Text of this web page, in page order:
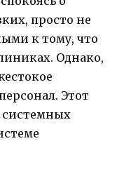
просто не
к тому, что
Однако,
Этот
системных